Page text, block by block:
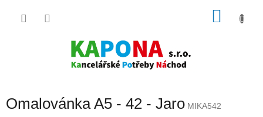
Omalovánka A5 - 42 - Jaro MIKA542